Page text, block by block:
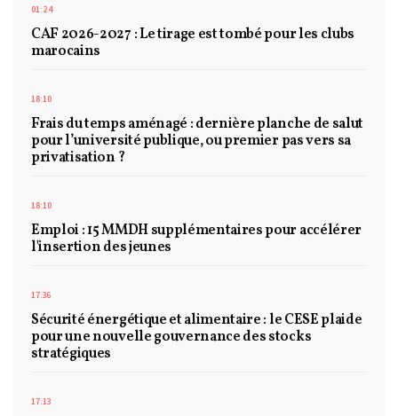
01:24
CAF 2026-2027 : Le tirage est tombé pour les clubs
marocains
18:10
Frais du temps aménagé : dernière planche de salut
pour l’université publique, ou premier pas vers sa
privatisation ?
18:10
Emploi : 15 MMDH supplémentaires pour accélérer
l'insertion des jeunes
17:36
Sécurité énergétique et alimentaire : le CESE plaide
pour une nouvelle gouvernance des stocks
stratégiques
17:13